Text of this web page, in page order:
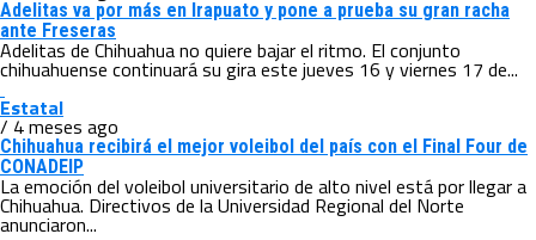
Adelitas va por más en Irapuato y pone a prueba su gran racha
ante Freseras
Adelitas de Chihuahua no quiere bajar el ritmo. El conjunto
chihuahuense continuará su gira este jueves 16 y viernes 17 de...
Estatal
/ 4 meses ago
Chihuahua recibirá el mejor voleibol del país con el Final Four de
CONADEIP
La emoción del voleibol universitario de alto nivel está por llegar a
Chihuahua. Directivos de la Universidad Regional del Norte
anunciaron...